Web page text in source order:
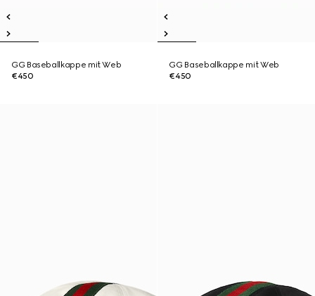
GG Baseballkappe mit Web
€450
GG Baseballkappe mit Web
€450